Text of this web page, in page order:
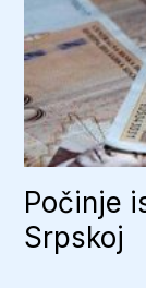
Počinje
Srpskoj